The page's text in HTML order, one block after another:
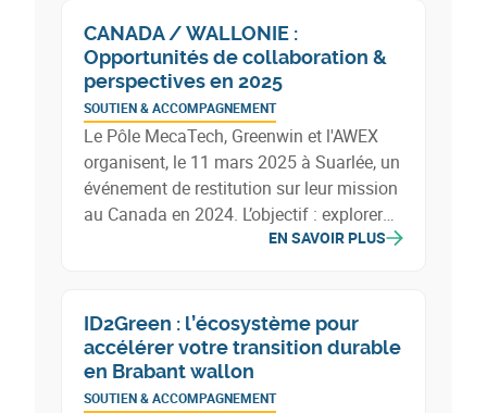
CANADA / WALLONIE :
Opportunités de collaboration &
perspectives en 2025
SOUTIEN & ACCOMPAGNEMENT
Le Pôle MecaTech, Greenwin et l'AWEX
organisent, le 11 mars 2025 à Suarlée, un
événement de restitution sur leur mission
au Canada en 2024. L’objectif : explorer
des collaborations en environnement,
contacts et préparer des rencontres
internationales (ex. Hannover Messe
2025).
EN SAVOIR PLUS
ID2Green : l’écosystème pour
accélérer votre transition durable
en Brabant wallon
SOUTIEN & ACCOMPAGNEMENT